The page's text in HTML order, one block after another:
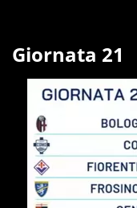
Giornata 21